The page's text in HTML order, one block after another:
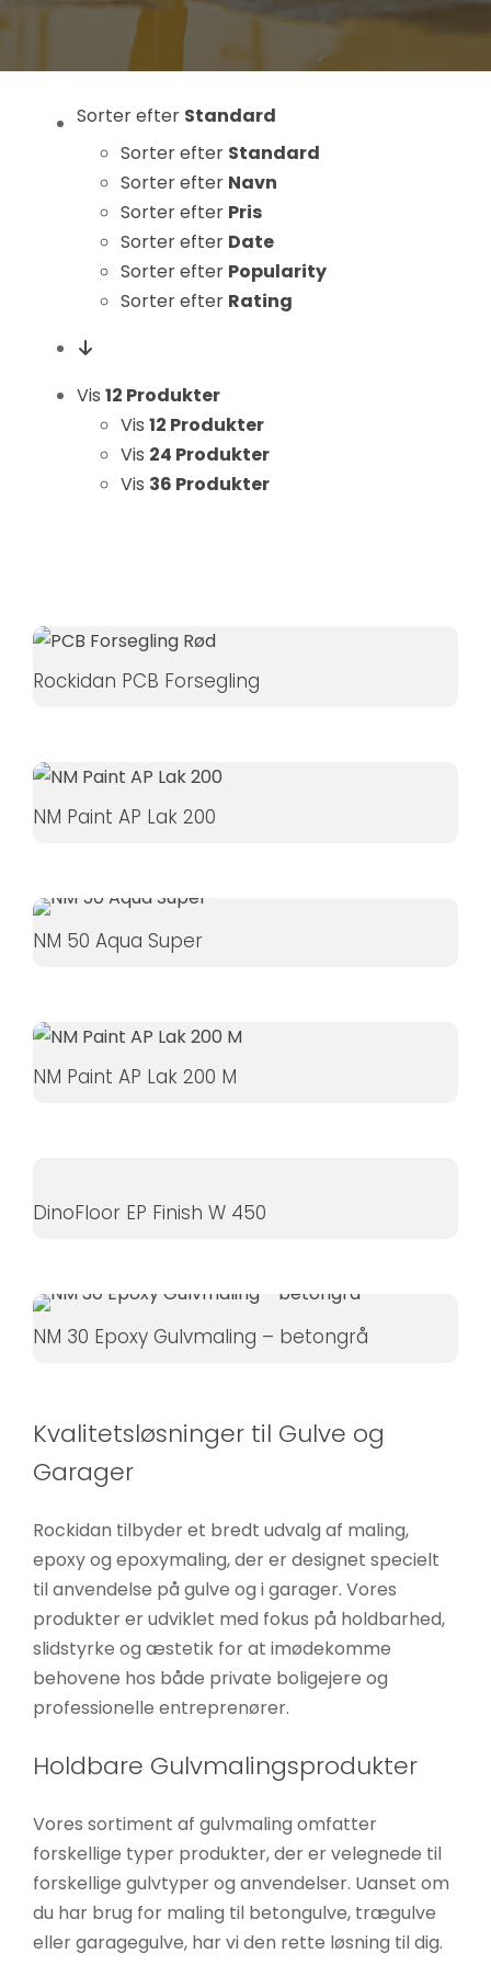
Sorter efter Standard
Sorter efter Standard
Sorter efter Navn
Sorter efter Pris
Sorter efter Date
Sorter efter Popularity
Sorter efter Rating
Vis 12 Produkter
Vis 12 Produkter
Vis 24 Produkter
Vis 36 Produkter
Rockidan PCB Forsegling
NM Paint AP Lak 200
NM 50 Aqua Super
NM Paint AP Lak 200 M
DinoFloor EP Finish W 450
NM 30 Epoxy Gulvmaling – betongrå
Kvalitetsløsninger til Gulve og
Garager
Rockidan tilbyder et bredt udvalg af maling,
epoxy og epoxymaling, der er designet specielt
til anvendelse på gulve og i garager. Vores
produkter er udviklet med fokus på holdbarhed,
slidstyrke og æstetik for at imødekomme
behovene hos både private boligejere og
professionelle entreprenører.
Holdbare Gulvmalingsprodukter
Vores sortiment af gulvmaling omfatter
forskellige typer produkter, der er velegnede til
forskellige gulvtyper og anvendelser. Uanset om
du har brug for maling til betongulve, trægulve
eller garagegulve, har vi den rette løsning til dig.
Statistikker
forbedre
funktionalitet
og struktur, ud
fra hvordan
hjemmesiden
For at vores
skal fungere
så godt som
muligt under
dit besøg.
funktioner fra
hjemmesiden.
Ved at
dele dine
når du
besøger
chancen
personligt